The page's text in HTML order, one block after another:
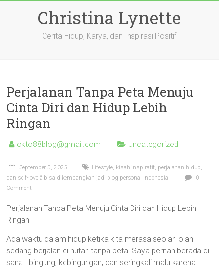
Christina Lynette
Cerita Hidup, Karya, dan Inspirasi Positif
Perjalanan Tanpa Peta Menuju
Cinta Diri dan Hidup Lebih
Ringan
okto88blog@gmail.com Uncategorized
September 5, 2025
Lifestyle, kisah inspiratif, perjalanan hidup,
dan self-love â bisa dikembangkan jadi blog personal Indonesia
0
Comment
Perjalanan Tanpa Peta Menuju Cinta Diri dan Hidup Lebih
Ringan
Ada waktu dalam hidup ketika kita merasa seolah-olah
sedang berjalan di hutan tanpa peta. Saya pernah berada di
sana—bingung, kebingungan, dan seringkali malu karena